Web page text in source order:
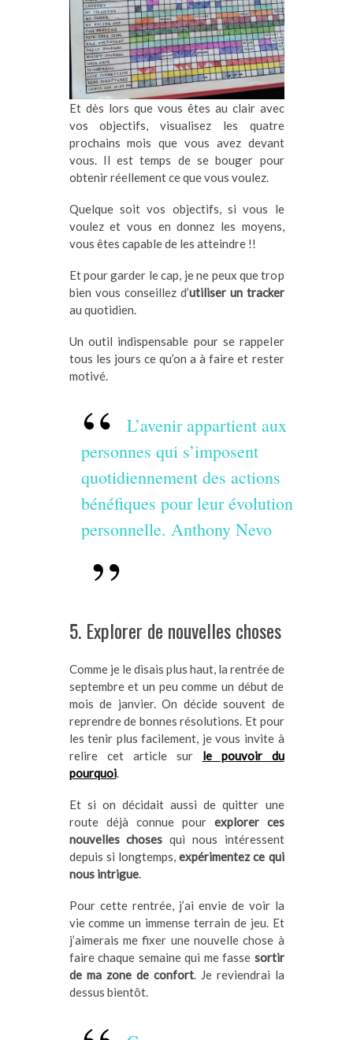
Et dès lors que vous êtes au clair avec
vos objectifs, visualisez les quatre
prochains mois que vous avez devant
vous. Il est temps de se bouger pour
obtenir réellement ce que vous voulez.
Quelque soit vos objectifs, si vous le
voulez et vous en donnez les moyens,
vous êtes capable de les atteindre !!
Et pour garder le cap, je ne peux que trop
bien vous conseillez d’utiliser un tracker
au quotidien.
Un outil indispensable pour se rappeler
tous les jours ce qu’on a à faire et rester
motivé.
L’avenir appartient aux
personnes qui s’imposent
quotidiennement des actions
bénéfiques pour leur évolution
personnelle. Anthony Nevo
5. Explorer de nouvelles choses
Comme je le disais plus haut, la rentrée de
septembre et un peu comme un début de
mois de janvier. On décide souvent de
reprendre de bonnes résolutions. Et pour
les tenir plus facilement, je vous invite à
relire cet article sur le pouvoir du
pourquoi.
Et si on décidait aussi de quitter une
route déjà connue pour explorer ces
nouvelles choses qui nous intéressent
depuis si longtemps,expérimentez ce qui
nous intrigue.
Pour cette rentrée, j’ai envie de voir la
vie comme un immense terrain de jeu. Et
j’aimerais me fixer une nouvelle chose à
faire chaque semaine qui me fasse sortir
de ma zone de confort. Je reviendrai la
dessus bientôt.